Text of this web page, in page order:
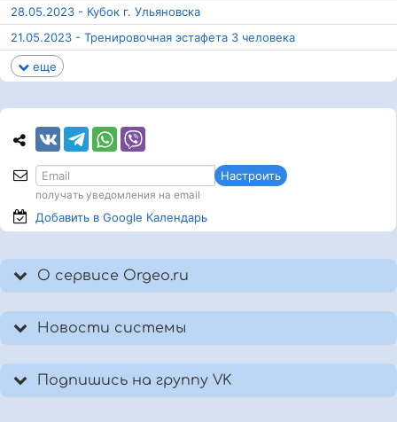
28.05.2023 - Кубок г. Ульяновска
21.05.2023 - Тренировочная эстафета 3 человека
еще
Настроить
получать уведомления на email
Добавить в Google Календарь
О сервисе Orgeo.ru
Новости системы
Подпишись на группу VK